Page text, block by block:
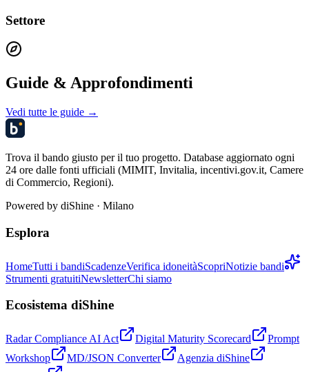
Settore
Guide & Approfondimenti
Vedi tutte le guide →
Trova il bando giusto per il tuo progetto. Database aggiornato ogni
24 ore dalle fonti ufficiali (MIMIT, Invitalia, incentivi.gov.it, Camere
di Commercio, Regioni).
Powered by diShine · Milano
Esplora
HomeTutti i bandiScadenzeVerifica idoneitàScopriNotizie bandi
Strumenti gratuitiNewsletterChi siamo
Ecosistema diShine
Radar Compliance AI Act Digital Maturity Scorecard
Prompt
Workshop
MD/JSON Converter
Agenzia diShine